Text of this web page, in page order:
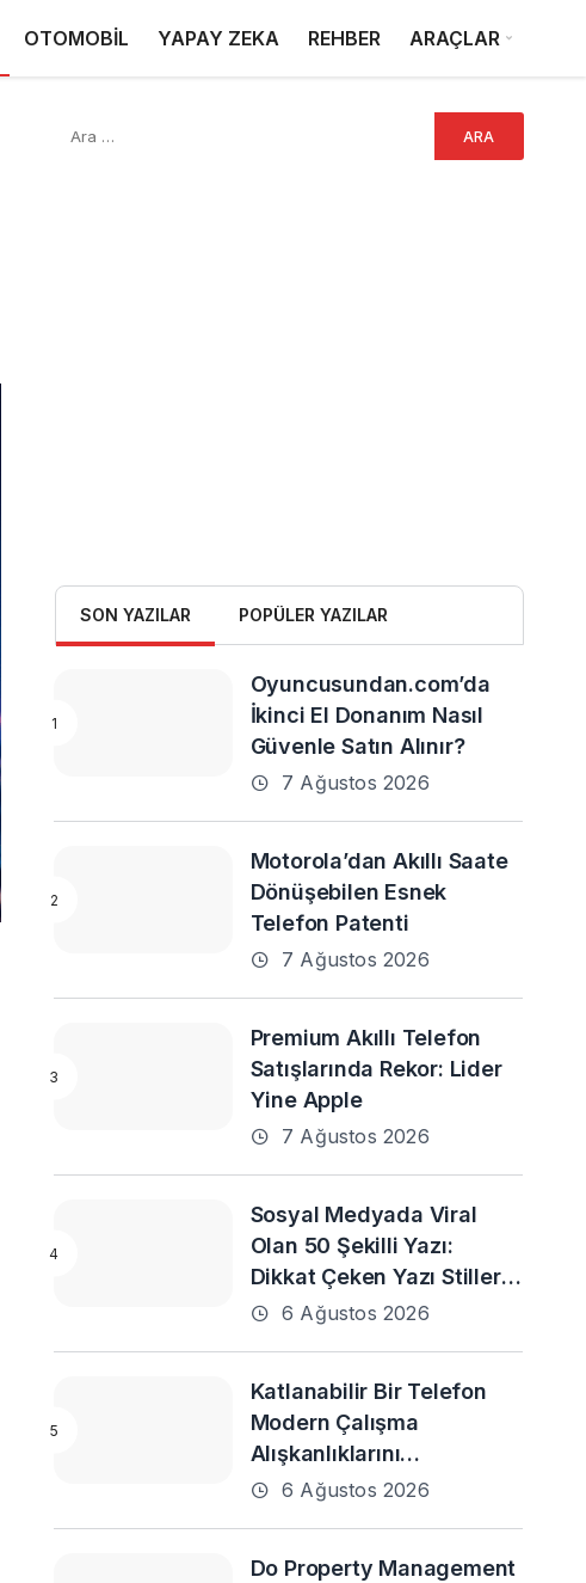
OTOMOBİL YAPAY ZEKA REHBER ARAÇLAR
SON YAZILAR POPÜLER YAZILAR
Oyuncusundan.com’da
İkinci El Donanım Nasıl
Güvenle Satın Alınır?
7 Ağustos 2026
Motorola’dan Akıllı Saate
Dönüşebilen Esnek
Telefon Patenti
7 Ağustos 2026
Premium Akıllı Telefon
Satışlarında Rekor: Lider
Yine Apple
7 Ağustos 2026
Sosyal Medyada Viral
Olan 50 Şekilli Yazı:
Dikkat Çeken Yazı Stilleri
ve En Popüler Örnekler
6 Ağustos 2026
Katlanabilir Bir Telefon
Modern Çalışma
Alışkanlıklarını
Destekleyebilir mi?
6 Ağustos 2026
Do Property Management